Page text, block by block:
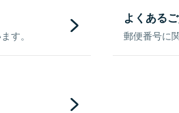
す。
よくある
郵便番号に